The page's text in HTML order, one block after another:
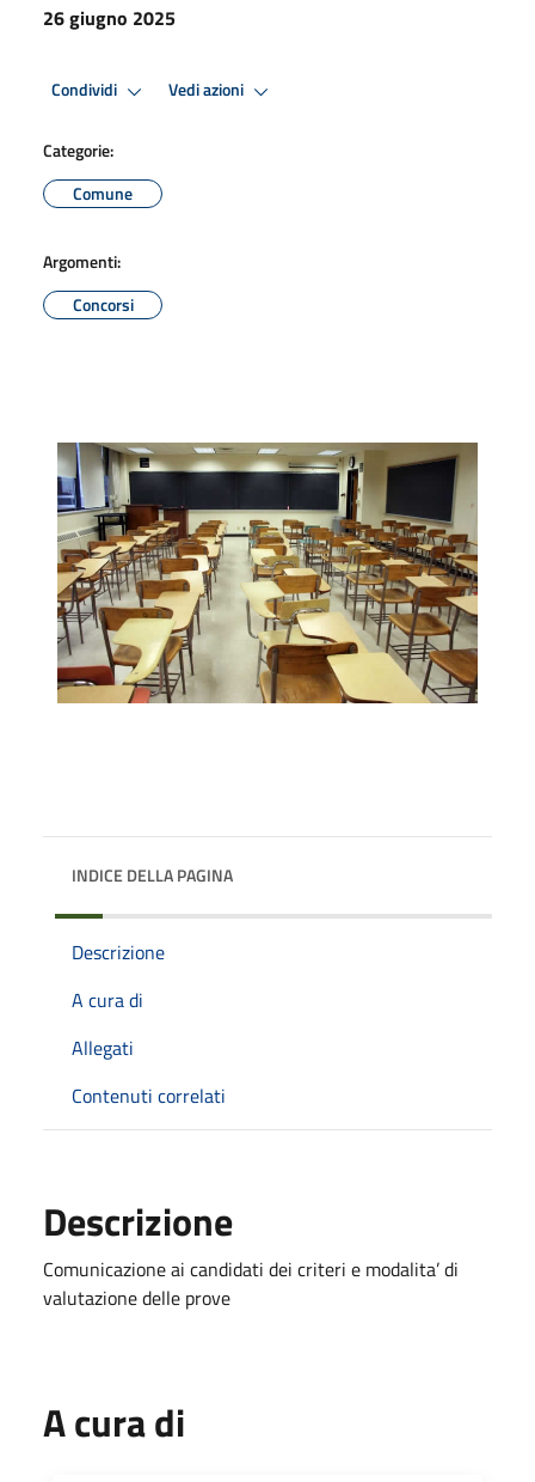
26 giugno 2025
Condividi Vedi azioni
Categorie:
Comune
Argomenti:
Concorsi
INDICE DELLA PAGINA
Descrizione
A cura di
Allegati
Contenuti correlati
Descrizione
Comunicazione ai candidati dei criteri e modalita’ di
valutazione delle prove
A cura di